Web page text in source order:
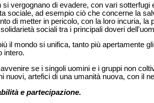
si vergognano di evadere, con vari
sociale, ad esempio ciò che concerne la
di metter in pericolo, con la loro incuria,
sociali tra i principali doveri
il mondo si unifica, tanto più apertamente
intero.
se i singoli uomini e i gruppi non
nuovi, artefici di una umanità nuova, con il
e partecipazione.